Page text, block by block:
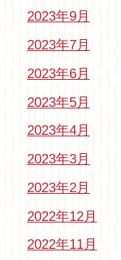
2023年9月
2023年7月
2023年6月
2023年5月
2023年4月
2023年3月
2023年2月
2022年12月
2022年11月